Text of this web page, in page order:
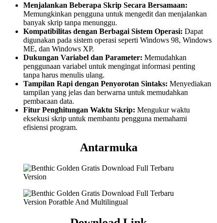
Menjalankan Beberapa Skrip Secara Bersamaan:
Memungkinkan pengguna untuk mengedit dan menjalankan
banyak skrip tanpa menunggu.
Kompatibilitas dengan Berbagai Sistem Operasi: Dapat
digunakan pada sistem operasi seperti Windows 98, Windows
ME, dan Windows XP.
Dukungan Variabel dan Parameter: Memudahkan
penggunaan variabel untuk mengingat informasi penting
tanpa harus menulis ulang.
Tampilan Rapi dengan Penyorotan Sintaks: Menyediakan
tampilan yang jelas dan berwarna untuk memudahkan
pembacaan data.
Fitur Penghitungan Waktu Skrip: Mengukur waktu
eksekusi skrip untuk membantu pengguna memahami
efisiensi program.
Antarmuka